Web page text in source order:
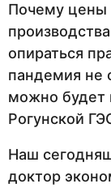
Почему цены
опираться
пандемия не
можно будет
Рогунской
Наш
доктор